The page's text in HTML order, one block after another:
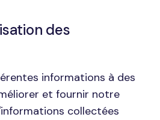
des
informations à des
et fournir notre
collectées